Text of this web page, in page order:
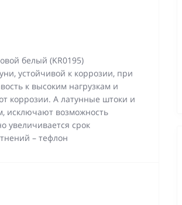
белый (KR0195)
устойчивой к коррозии, при
к высоким нагрузкам и
коррозии. А латунные штоки и
исключают возможность
увеличивается срок
– тефлон